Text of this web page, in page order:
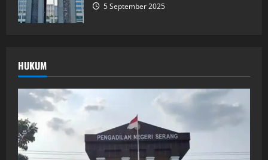
5 September 2025
HUKUM